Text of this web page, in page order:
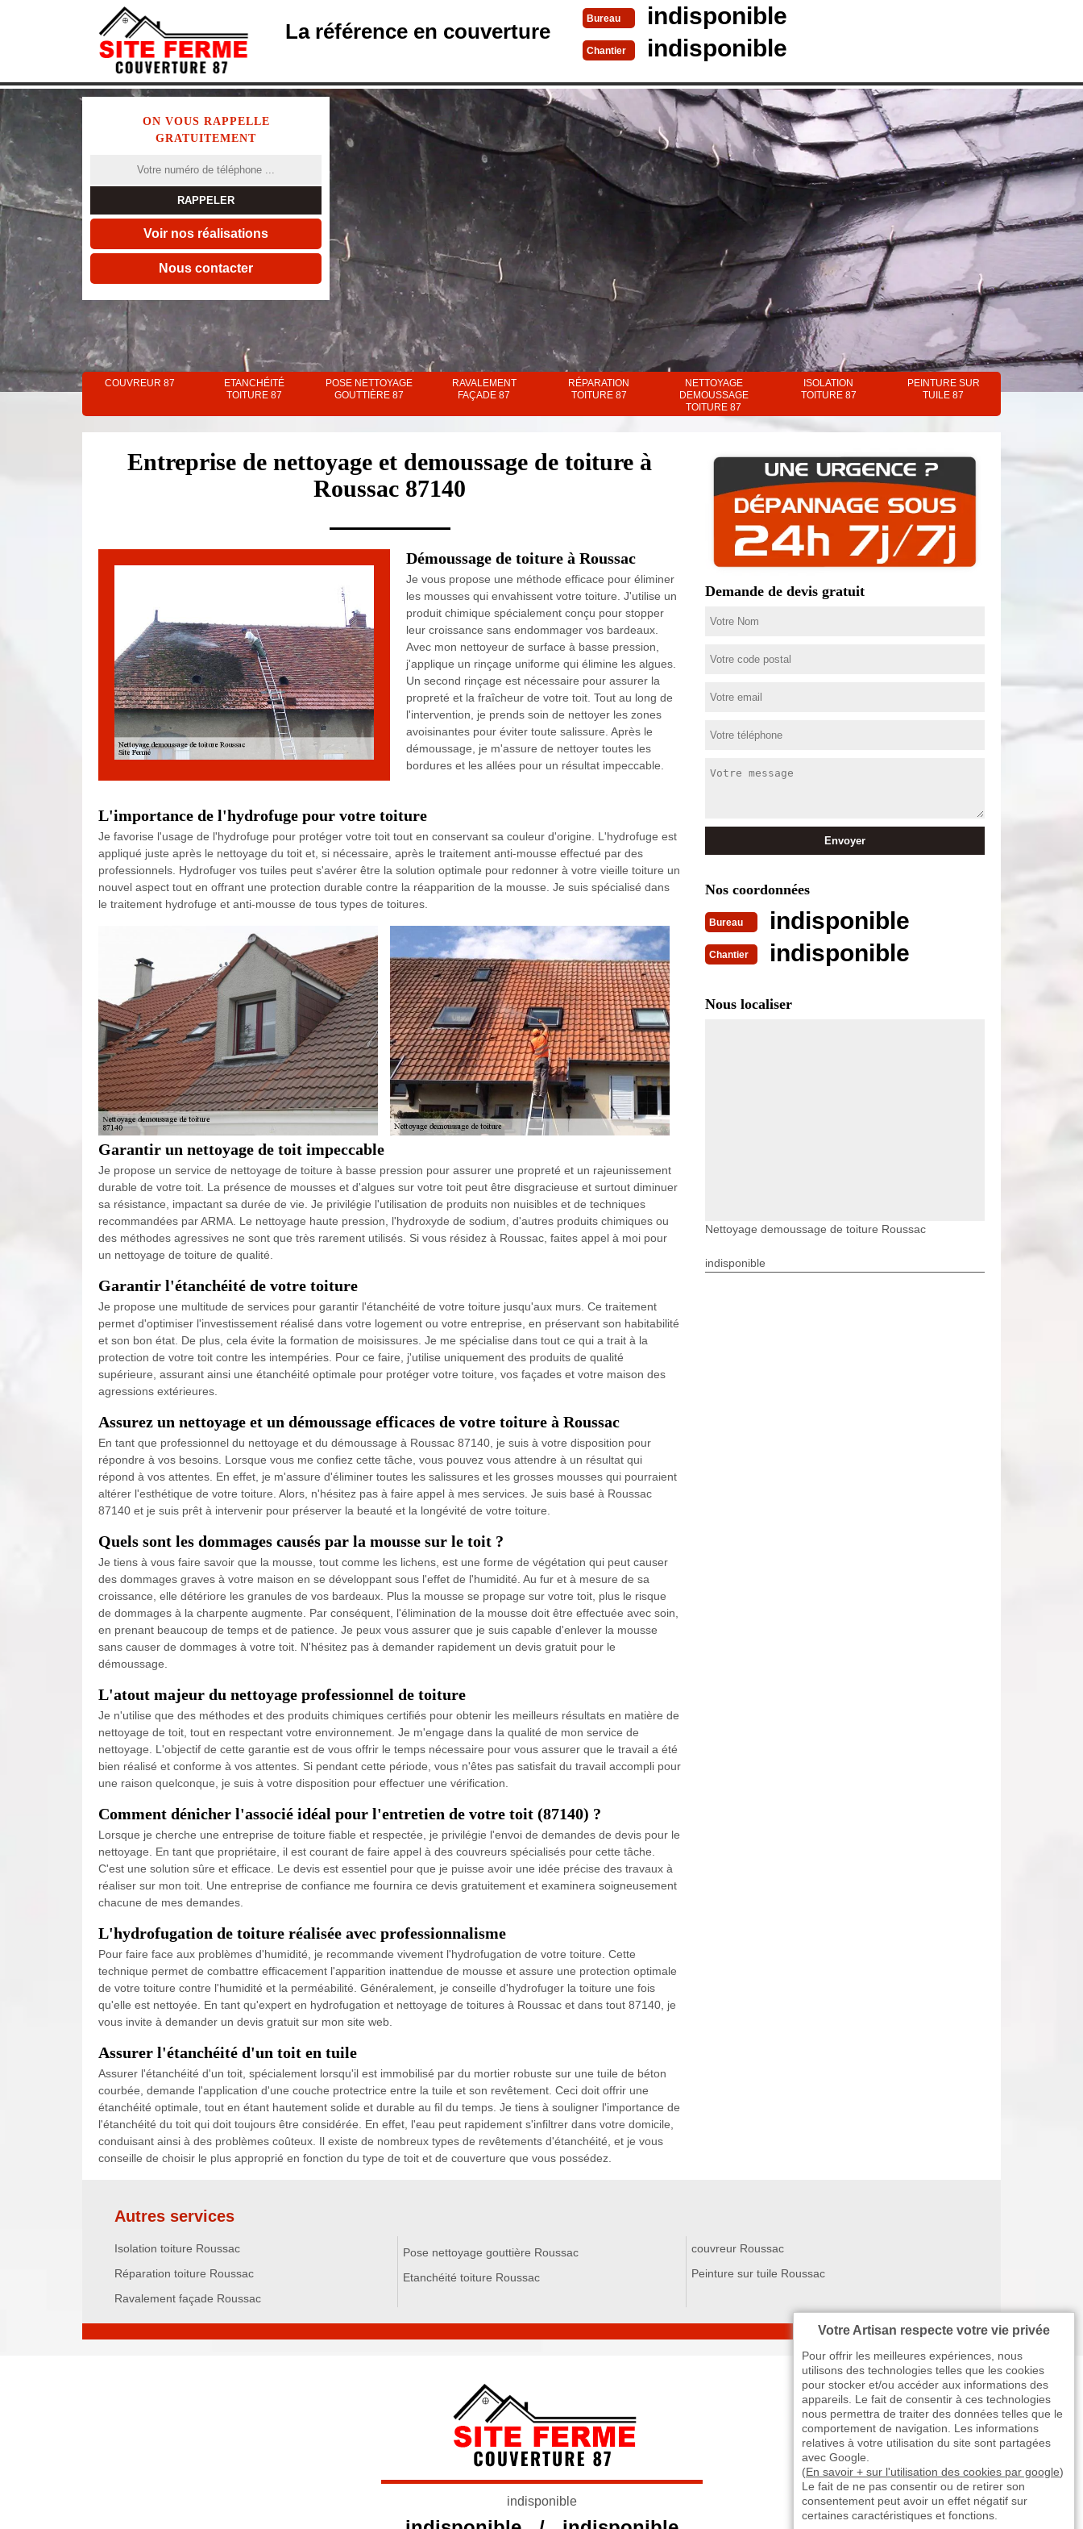
La référence en couverture
Bureau indisponible
Chantier indisponible
ON VOUS RAPPELLE
GRATUITEMENT
Voir nos réalisations
Nous contacter
COUVREUR 87
ETANCHÉITÉ
TOITURE 87
POSE NETTOYAGE
GOUTTIÈRE 87
RAVALEMENT
FAÇADE 87
RÉPARATION
TOITURE 87
NETTOYAGE
DEMOUSSAGE
TOITURE 87
ISOLATION
TOITURE 87
PEINTURE SUR
TUILE 87
Entreprise de nettoyage et demoussage de toiture à
Roussac 87140
Démoussage de toiture à Roussac
Je vous propose une méthode efficace pour éliminer
les mousses qui envahissent votre toiture. J'utilise un
produit chimique spécialement conçu pour stopper
leur croissance sans endommager vos bardeaux.
Avec mon nettoyeur de surface à basse pression,
j'applique un rinçage uniforme qui élimine les algues.
Un second rinçage est nécessaire pour assurer la
propreté et la fraîcheur de votre toit. Tout au long de
l'intervention, je prends soin de nettoyer les zones
avoisinantes pour éviter toute salissure. Après le
démoussage, je m'assure de nettoyer toutes les
bordures et les allées pour un résultat impeccable.
L'importance de l'hydrofuge pour votre toiture
Je favorise l'usage de l'hydrofuge pour protéger votre toit tout en conservant sa couleur d'origine. L'hydrofuge est
appliqué juste après le nettoyage du toit et, si nécessaire, après le traitement anti-mousse effectué par des
professionnels. Hydrofuger vos tuiles peut s'avérer être la solution optimale pour redonner à votre vieille toiture un
nouvel aspect tout en offrant une protection durable contre la réapparition de la mousse. Je suis spécialisé dans
le traitement hydrofuge et anti-mousse de tous types de toitures.
Garantir un nettoyage de toit impeccable
Je propose un service de nettoyage de toiture à basse pression pour assurer une propreté et un rajeunissement
durable de votre toit. La présence de mousses et d'algues sur votre toit peut être disgracieuse et surtout diminuer
sa résistance, impactant sa durée de vie. Je privilégie l'utilisation de produits non nuisibles et de techniques
recommandées par ARMA. Le nettoyage haute pression, l'hydroxyde de sodium, d'autres produits chimiques ou
des méthodes agressives ne sont que très rarement utilisés. Si vous résidez à Roussac, faites appel à moi pour
un nettoyage de toiture de qualité.
Garantir l'étanchéité de votre toiture
Je propose une multitude de services pour garantir l'étanchéité de votre toiture jusqu'aux murs. Ce traitement
permet d'optimiser l'investissement réalisé dans votre logement ou votre entreprise, en préservant son habitabilité
et son bon état. De plus, cela évite la formation de moisissures. Je me spécialise dans tout ce qui a trait à la
protection de votre toit contre les intempéries. Pour ce faire, j'utilise uniquement des produits de qualité
supérieure, assurant ainsi une étanchéité optimale pour protéger votre toiture, vos façades et votre maison des
agressions extérieures.
Assurez un nettoyage et un démoussage efficaces de votre toiture à Roussac
En tant que professionnel du nettoyage et du démoussage à Roussac 87140, je suis à votre disposition pour
répondre à vos besoins. Lorsque vous me confiez cette tâche, vous pouvez vous attendre à un résultat qui
répond à vos attentes. En effet, je m'assure d'éliminer toutes les salissures et les grosses mousses qui pourraient
altérer l'esthétique de votre toiture. Alors, n'hésitez pas à faire appel à mes services. Je suis basé à Roussac
87140 et je suis prêt à intervenir pour préserver la beauté et la longévité de votre toiture.
Quels sont les dommages causés par la mousse sur le toit ?
Je tiens à vous faire savoir que la mousse, tout comme les lichens, est une forme de végétation qui peut causer
des dommages graves à votre maison en se développant sous l'effet de l'humidité. Au fur et à mesure de sa
croissance, elle détériore les granules de vos bardeaux. Plus la mousse se propage sur votre toit, plus le risque
de dommages à la charpente augmente. Par conséquent, l'élimination de la mousse doit être effectuée avec soin,
en prenant beaucoup de temps et de patience. Je peux vous assurer que je suis capable d'enlever la mousse
sans causer de dommages à votre toit. N'hésitez pas à demander rapidement un devis gratuit pour le
démoussage.
L'atout majeur du nettoyage professionnel de toiture
Je n'utilise que des méthodes et des produits chimiques certifiés pour obtenir les meilleurs résultats en matière de
nettoyage de toit, tout en respectant votre environnement. Je m'engage dans la qualité de mon service de
nettoyage. L'objectif de cette garantie est de vous offrir le temps nécessaire pour vous assurer que le travail a été
bien réalisé et conforme à vos attentes. Si pendant cette période, vous n'êtes pas satisfait du travail accompli pour
une raison quelconque, je suis à votre disposition pour effectuer une vérification.
Comment dénicher l'associé idéal pour l'entretien de votre toit (87140) ?
Lorsque je cherche une entreprise de toiture fiable et respectée, je privilégie l'envoi de demandes de devis pour le
nettoyage. En tant que propriétaire, il est courant de faire appel à des couvreurs spécialisés pour cette tâche.
C'est une solution sûre et efficace. Le devis est essentiel pour que je puisse avoir une idée précise des travaux à
réaliser sur mon toit. Une entreprise de confiance me fournira ce devis gratuitement et examinera soigneusement
chacune de mes demandes.
L'hydrofugation de toiture réalisée avec professionnalisme
Pour faire face aux problèmes d'humidité, je recommande vivement l'hydrofugation de votre toiture. Cette
technique permet de combattre efficacement l'apparition inattendue de mousse et assure une protection optimale
de votre toiture contre l'humidité et la perméabilité. Généralement, je conseille d'hydrofuger la toiture une fois
qu'elle est nettoyée. En tant qu'expert en hydrofugation et nettoyage de toitures à Roussac et dans tout 87140, je
vous invite à demander un devis gratuit sur mon site web.
Assurer l'étanchéité d'un toit en tuile
Assurer l'étanchéité d'un toit, spécialement lorsqu'il est immobilisé par du mortier robuste sur une tuile de béton
courbée, demande l'application d'une couche protectrice entre la tuile et son revêtement. Ceci doit offrir une
étanchéité optimale, tout en étant hautement solide et durable au fil du temps. Je tiens à souligner l'importance de
l'étanchéité du toit qui doit toujours être considérée. En effet, l'eau peut rapidement s'infiltrer dans votre domicile,
conduisant ainsi à des problèmes coûteux. Il existe de nombreux types de revêtements d'étanchéité, et je vous
conseille de choisir le plus approprié en fonction du type de toit et de couverture que vous possédez.
Demande de devis gratuit
Nos coordonnées
Bureau indisponible
Chantier indisponible
Nous localiser
Nettoyage demoussage de toiture Roussac
indisponible
Autres services
Isolation toiture Roussac
Réparation toiture Roussac
Ravalement façade Roussac
Pose nettoyage gouttière Roussac
Etanchéité toiture Roussac
couvreur Roussac
Peinture sur tuile Roussac
indisponible
Votre Artisan respecte votre vie privée
Pour offrir les meilleures expériences, nous
utilisons des technologies telles que les cookies
pour stocker et/ou accéder aux informations des
appareils. Le fait de consentir à ces technologies
nous permettra de traiter des données telles que le
comportement de navigation. Les informations
relatives à votre utilisation du site sont partagées
avec Google.
(En savoir + sur l'utilisation des cookies par google)
Le fait de ne pas consentir ou de retirer son
consentement peut avoir un effet négatif sur
certaines caractéristiques et fonctions.